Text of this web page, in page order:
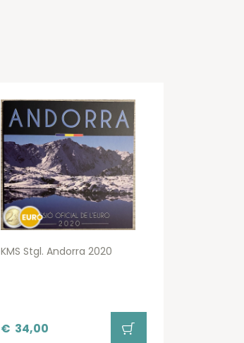
KMS Stgl. Andorra 2020
€ 34,00